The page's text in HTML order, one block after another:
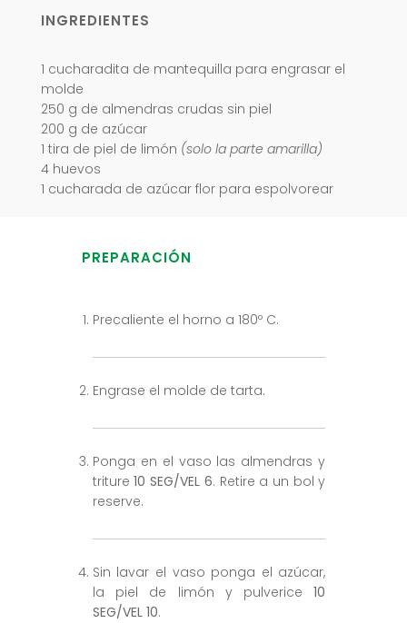
INGREDIENTES
1 cucharadita de mantequilla para engrasar el
molde
250 g de almendras crudas sin piel
200 g de azúcar
1 tira de piel de limón (solo la parte amarilla)
4 huevos
1 cucharada de azúcar flor para espolvorear
PREPARACIÓN
Precaliente el horno a 180º C.
Engrase el molde de tarta.
Ponga en el vaso las almendras y
triture10 SEG/VEL 6. Retire a un bol y
reserve.
Sin lavar el vaso ponga el azúcar,
la piel de limón y pulverice10
SEG/VEL 10.